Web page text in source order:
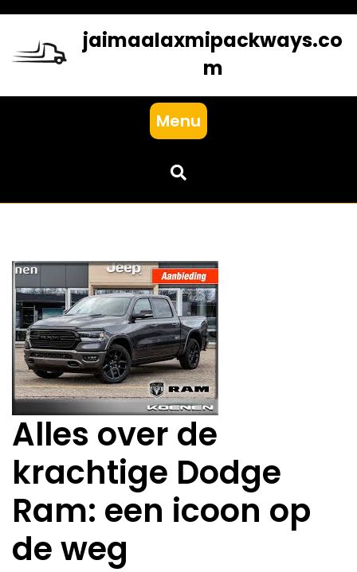
content
jaimaalaxmipackways.co
m
Menu
Alles over de
krachtige Dodge
Ram: een icoon op
de weg